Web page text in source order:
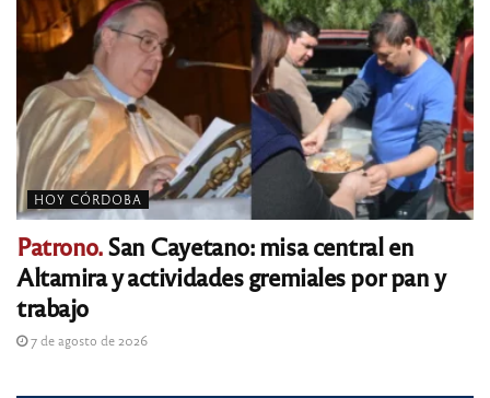
HOY CÓRDOBA
Patrono.San Cayetano: misa central en
Altamira y actividades gremiales por pan y
trabajo
7 de agosto de 2026